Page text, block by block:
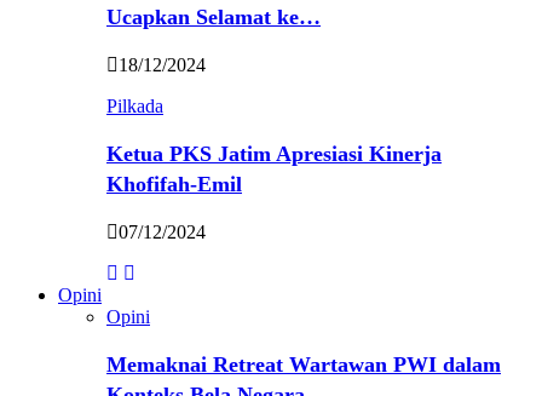
Ucapkan Selamat ke…
18/12/2024
Pilkada
Ketua PKS Jatim Apresiasi Kinerja
Khofifah-Emil
07/12/2024
Opini
Opini
Memaknai Retreat Wartawan PWI dalam